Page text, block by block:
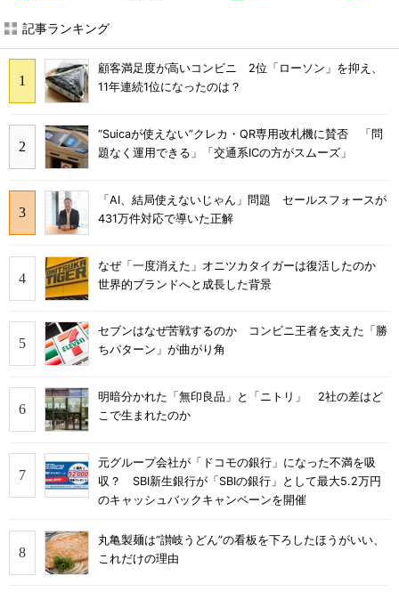
記事ランキング
顧客満足度が高いコンビニ 2位「ローソン」を抑え、
11年連続1位になったのは？
“Suicaが使えない”クレカ・QR専用改札機に賛否 「問
題なく運用できる」「交通系ICの方がスムーズ」
「AI、結局使えないじゃん」問題 セールスフォースが
431万件対応で導いた正解
なぜ「一度消えた」オニツカタイガーは復活したのか
世界的ブランドへと成長した背景
セブンはなぜ苦戦するのか コンビニ王者を支えた「勝
ちパターン」が曲がり角
明暗分かれた「無印良品」と「ニトリ」 2社の差はど
こで生まれたのか
元グループ会社が「ドコモの銀行」になった不満を吸
収？ SBI新生銀行が「SBIの銀行」として最大5.2万円
のキャッシュバックキャンペーンを開催
丸亀製麺は“讃岐うどん”の看板を下ろしたほうがいい、
これだけの理由